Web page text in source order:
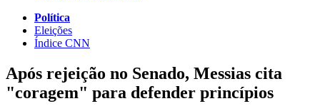
Política
Eleições
Índice CNN
Após rejeição no Senado, Messias cita
"coragem" para defender princípios